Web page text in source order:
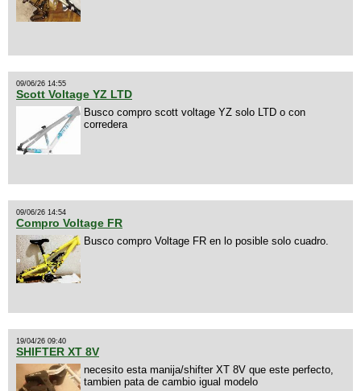
09/06/26 14:55
Scott Voltage YZ LTD
Busco compro scott voltage YZ solo LTD o con
corredera
09/06/26 14:54
Compro Voltage FR
Busco compro Voltage FR en lo posible solo cuadro.
19/04/26 09:40
SHIFTER XT 8V
necesito esta manija/shifter XT 8V que este perfecto,
tambien pata de cambio igual modelo